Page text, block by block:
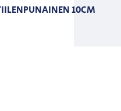
10CM